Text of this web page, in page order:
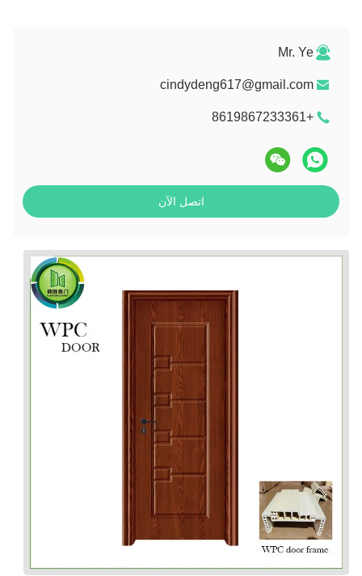
Mr. Ye
cindydeng617@gmail.com
+8619867233361
اتصل الآن